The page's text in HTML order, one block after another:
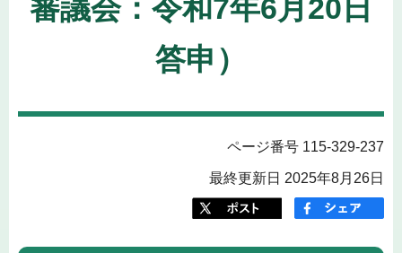
審議会：令和7年6月20日
答申）
ページ番号 115-329-237
最終更新日 2025年8月26日